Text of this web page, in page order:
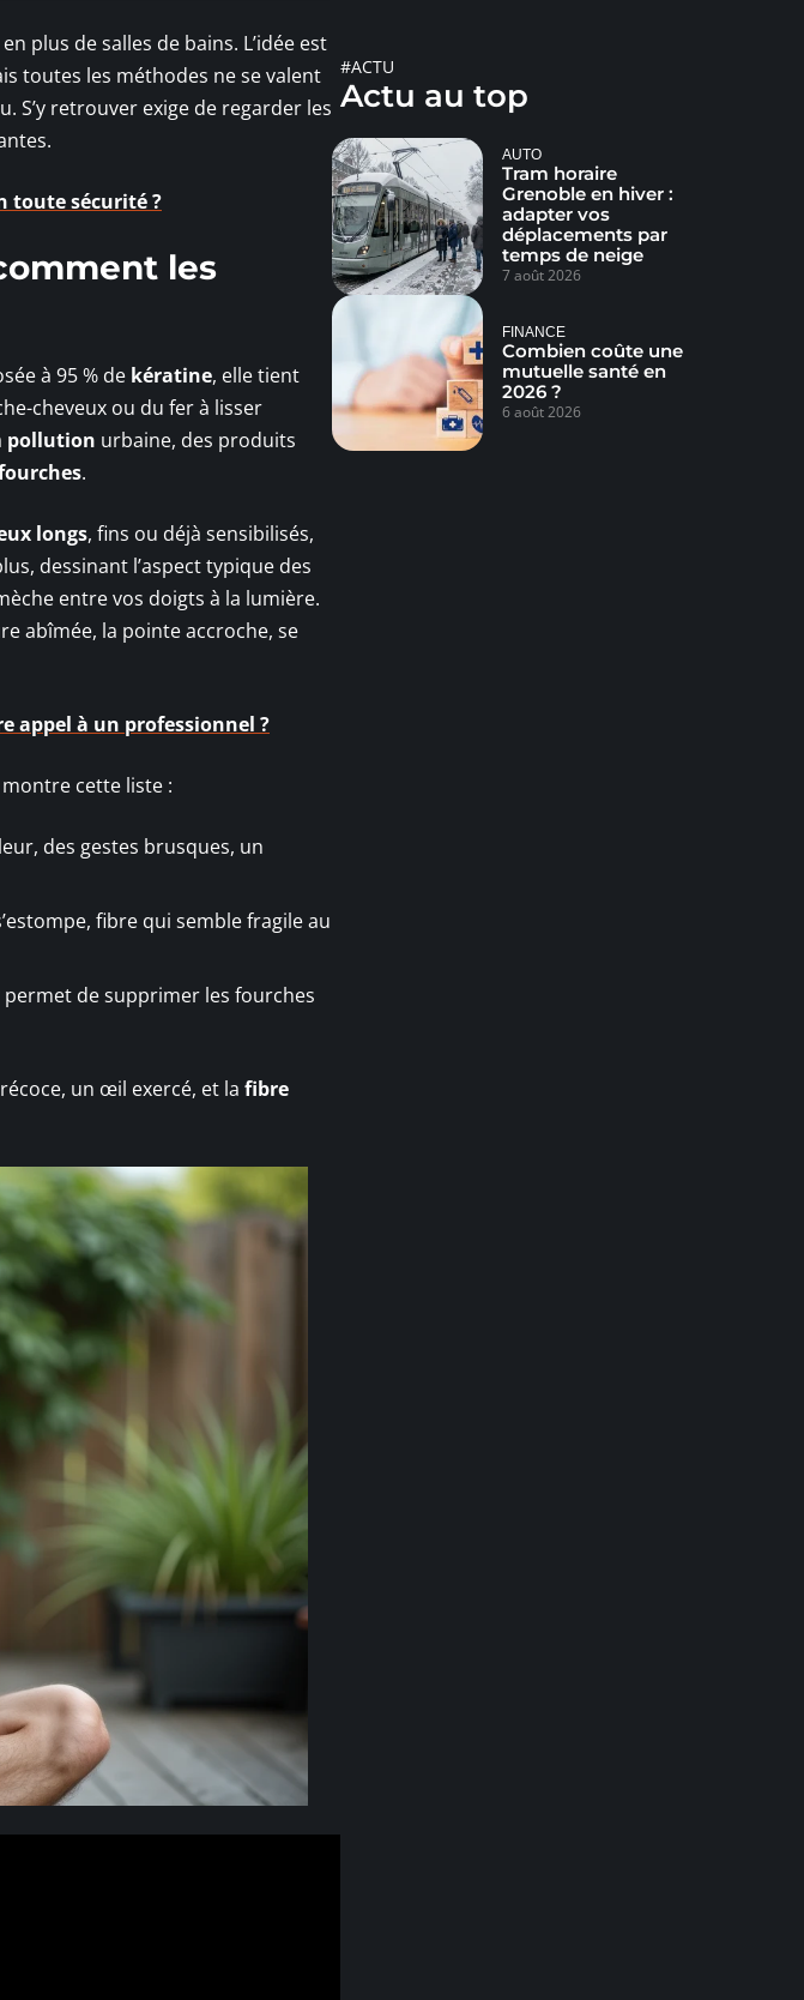
plus de salles de bains. L’idée est
toutes les méthodes ne se valent
S’y retrouver exige de regarder les
toute sécurité ?
les
à 95 % de kératine, elle tient
cheveux ou du fer à lisser
pollution urbaine, des produits
.
longs, fins ou déjà sensibilisés,
dessinant l’aspect typique des
entre vos doigts à la lumière.
abîmée, la pointe accroche, se
appel à un professionnel ?
cette liste :
des gestes brusques, un
fibre qui semble fragile au
de supprimer les fourches
un œil exercé, et la fibre
#ACTU
Actu au top
AUTO
Tram horaire
Grenoble en hiver :
adapter vos
déplacements par
temps de neige
7 août 2026
FINANCE
Combien coûte une
mutuelle santé en
2026 ?
6 août 2026